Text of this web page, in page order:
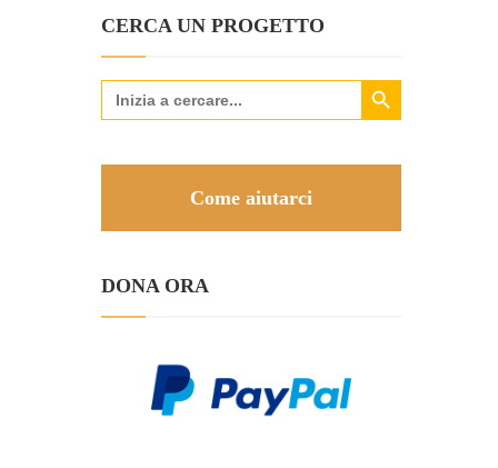
CERCA UN PROGETTO
Search
for:
Search Button
Come aiutarci
DONA ORA